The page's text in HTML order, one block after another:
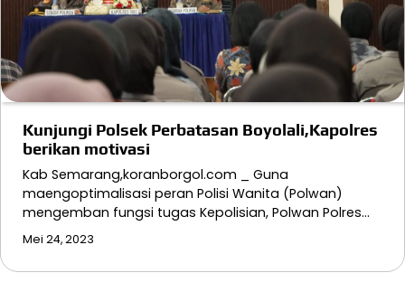
Kunjungi Polsek Perbatasan Boyolali,Kapolres
berikan motivasi
Kab Semarang,koranborgol.com _ Guna
maengoptimalisasi peran Polisi Wanita (Polwan)
mengemban fungsi tugas Kepolisian, Polwan Polres…
Mei 24, 2023